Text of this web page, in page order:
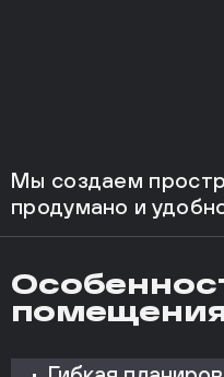
Мы создаем
продумано и